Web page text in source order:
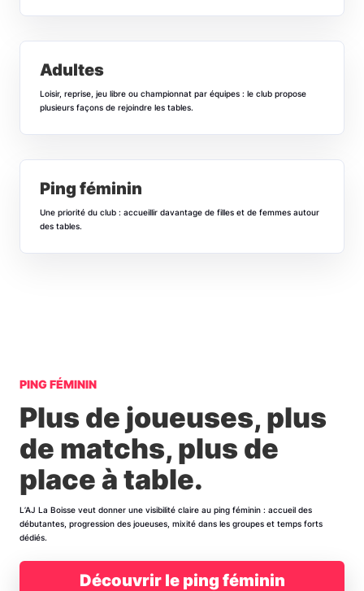
Adultes
Loisir, reprise, jeu libre ou championnat par équipes : le club propose
plusieurs façons de rejoindre les tables.
Ping féminin
Une priorité du club : accueillir davantage de filles et de femmes autour
des tables.
PING FÉMININ
Plus de joueuses, plus
de matchs, plus de
place à table.
L’AJ La Boisse veut donner une visibilité claire au ping féminin : accueil des
débutantes, progression des joueuses, mixité dans les groupes et temps forts
dédiés.
Découvrir le ping féminin